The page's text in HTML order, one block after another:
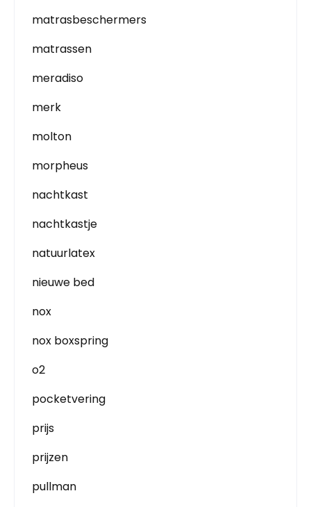
matrasbeschermers
matrassen
meradiso
merk
molton
morpheus
nachtkast
nachtkastje
natuurlatex
nieuwe bed
nox
nox boxspring
o2
pocketvering
prijs
prijzen
pullman